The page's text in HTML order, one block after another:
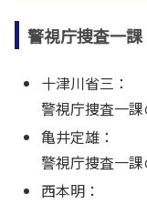
警視庁捜査一課
十津川省三：
警視庁捜査一課
亀井定雄：
警視庁捜査一課
西本明：